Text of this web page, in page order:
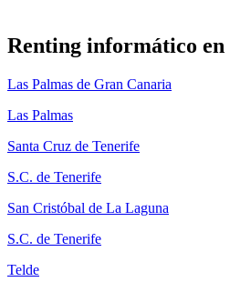
Renting informático en
Las Palmas de Gran Canaria
Las Palmas
Santa Cruz de Tenerife
S.C. de Tenerife
San Cristóbal de La Laguna
S.C. de Tenerife
Telde